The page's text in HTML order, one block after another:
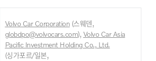
Volvo Car Corporation (스웨덴,
globdpo@volvocars.com), Volvo Car Asia
Pacific Investment Holding Co., Ltd.
(싱가포르/일본,